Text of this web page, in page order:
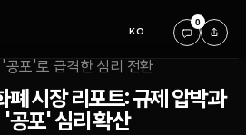
KO
0
시장 리포트: 규제 압박과
'공포' 심리 확산